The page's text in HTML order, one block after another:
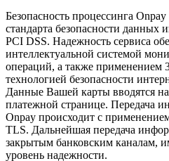
Безопасность процессинга
стандарта безопасности данных
PCI DSS. Надежность сервиса
интеллектуальной системой
операций, а также применением
технологией безопасности
Данные Вашей карты вводятся
платежной странице. Передача
Onpay происходит с
TLS. Дальнейшая передача
закрытым банковским
уровень надежности.